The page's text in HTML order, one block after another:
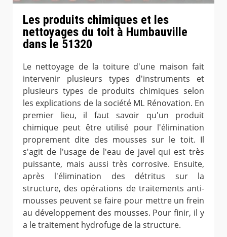
Les produits chimiques et les
nettoyages du toit à Humbauville
dans le 51320
Le nettoyage de la toiture d'une maison fait
intervenir plusieurs types d'instruments et
plusieurs types de produits chimiques selon
les explications de la société ML Rénovation. En
premier lieu, il faut savoir qu'un produit
chimique peut être utilisé pour l'élimination
proprement dite des mousses sur le toit. Il
s'agit de l'usage de l'eau de javel qui est très
puissante, mais aussi très corrosive. Ensuite,
après l'élimination des détritus sur la
structure, des opérations de traitements anti-
mousses peuvent se faire pour mettre un frein
au développement des mousses. Pour finir, il y
a le traitement hydrofuge de la structure.